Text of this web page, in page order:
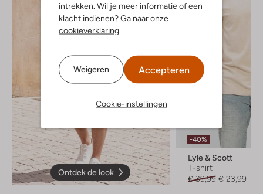
intrekken. Wil je meer informatie of een
klacht indienen? Ga naar onze
cookieverklaring
Weigeren Accepteren
Cookie-instellingen
Ontdek de look
-40%
Lyle & Scott
T-shirt
€ 39,99 € 23,99